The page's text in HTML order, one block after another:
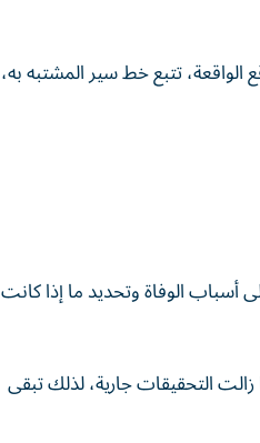
تتبع خط سير المشتبه به،
الوفاة وتحديد ما إذا كانت
التحقيقات جارية، لذلك تبقى